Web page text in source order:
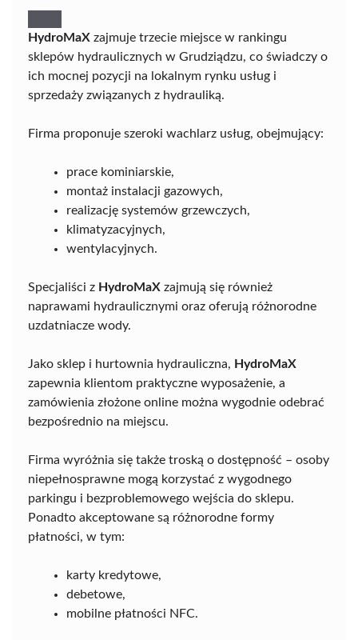
HydroMaX zajmuje trzecie miejsce w rankingu
sklepów hydraulicznych w Grudziądzu, co świadczy o
ich mocnej pozycji na lokalnym rynku usług i
sprzedaży związanych z hydrauliką.
Firma proponuje szeroki wachlarz usług, obejmujący:
prace kominiarskie,
montaż instalacji gazowych,
realizację systemów grzewczych,
klimatyzacyjnych,
wentylacyjnych.
Specjaliści z HydroMaX zajmują się również
naprawami hydraulicznymi oraz oferują różnorodne
uzdatniacze wody.
Jako sklep i hurtownia hydrauliczna, HydroMaX
zapewnia klientom praktyczne wyposażenie, a
zamówienia złożone online można wygodnie odebrać
bezpośrednio na miejscu.
Firma wyróżnia się także troską o dostępność – osoby
niepełnosprawne mogą korzystać z wygodnego
parkingu i bezproblemowego wejścia do sklepu.
Ponadto akceptowane są różnorodne formy
płatności, w tym:
karty kredytowe,
debetowe,
mobilne płatności NFC.